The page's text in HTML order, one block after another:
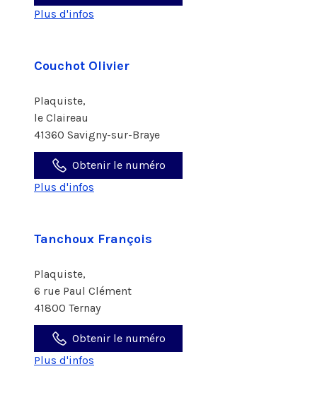
Plus d'infos
Couchot Olivier
Plaquiste,
le Claireau
41360 Savigny-sur-Braye
Obtenir le numéro
Plus d'infos
Tanchoux François
Plaquiste,
6 rue Paul Clément
41800 Ternay
Obtenir le numéro
Plus d'infos